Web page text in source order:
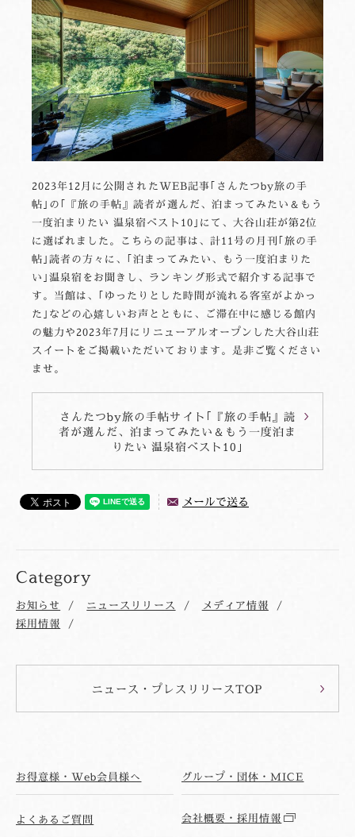
2023年12月に公開されたWEB記事｢さんたつby旅の手
帖｣の｢『旅の手帖』読者が選んだ、泊まってみたい＆もう
一度泊まりたい 温泉宿ベスト10｣にて、大谷山荘が第2位
に選ばれました。こちらの記事は、計11号の月刊｢旅の手
帖｣読者の方々に、｢泊まってみたい、もう一度泊まりた
い｣温泉宿をお聞きし、ランキング形式で紹介する記事で
す。当館は、｢ゆったりとした時間が流れる客室がよかっ
た｣などの心嬉しいお声とともに、ご滞在中に感じる館内
の魅力や2023年7月にリニューアルオープンした大谷山荘
スイートをご掲載いただいております。是非ご覧ください
ませ。
さんたつby旅の手帖サイト｢『旅の手帖』読
者が選んだ、泊まってみたい＆もう一度泊ま
りたい 温泉宿ベスト10｣
メールで送る
Category
お知らせ ニュースリリース
メディア情報
採用情報
ニュース・プレスリリースTOP
お得意様・Web会員様へ グループ・団体・MICE
よくあるご質問 会社概要・採用情報